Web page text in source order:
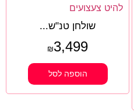
שולחן טנ"ש...
₪3,499
הוספה לסל